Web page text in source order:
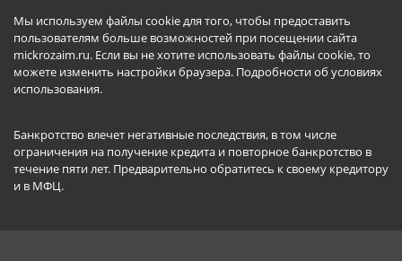
Мы используем файлы cookie для того, чтобы предоставить
пользователям больше возможностей при посещении сайта
mickrozaim.ru. Если вы не хотите использовать файлы cookie, то
можете изменить настройки браузера. Подробности об условиях
использования.
Банкротство влечет негативные последствия, в том числе
ограничения на получение кредита и повторное банкротство в
течение пяти лет. Предварительно обратитесь к своему кредитору
и в МФЦ.